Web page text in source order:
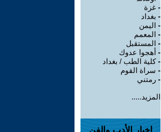
- غزة
- بغداد
- اليمن
- المعمم
- المستقبل
- أهجوا عدوك
-كلية الطب / بغداد
- سراة القوم
- رمتني
المزيد.....
اخبار الأدب والفن